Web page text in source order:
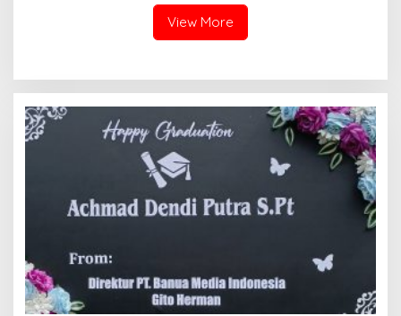
View More